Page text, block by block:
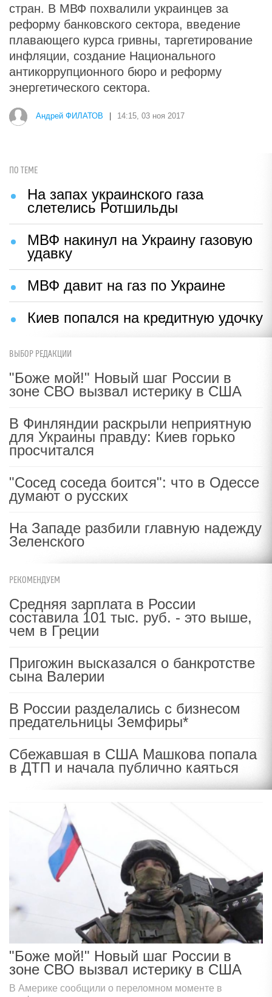
стран. В МВФ похвалили украинцев за
реформу банковского сектора, введение
плавающего курса гривны, таргетирование
инфляции, создание Национального
антикоррупционного бюро и реформу
энергетического сектора.
Андрей ФИЛАТОВ 14:15, 03 ноя 2017
ПО ТЕМЕ
На запах украинского газа
слетелись Ротшильды
МВФ накинул на Украину газовую
удавку
МВФ давит на газ по Украине
Киев попался на кредитную удочку
ВЫБОР РЕДАКЦИИ
"Боже мой!" Новый шаг России в
зоне СВО вызвал истерику в США
В Финляндии раскрыли неприятную
для Украины правду: Киев горько
просчитался
"Сосед соседа боится": что в Одессе
думают о русских
На Западе разбили главную надежду
Зеленского
РЕКОМЕНДУЕМ
Средняя зарплата в России
составила 101 тыс. руб. - это выше,
чем в Греции
Пригожин высказался о банкротстве
сына Валерии
В России разделались с бизнесом
предательницы Земфиры*
Сбежавшая в США Машкова попала
в ДТП и начала публично каяться
"Боже мой!" Новый шаг России в
зоне СВО вызвал истерику в США
В Америке сообщили о переломном моменте в